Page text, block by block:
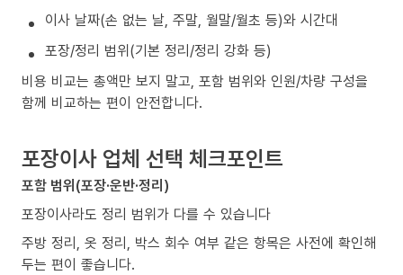
이사 날짜(손 없는 날, 주말, 월말/월초 등)와 시간대
포장/정리 범위(기본 정리/정리 강화 등)
비용 비교는 총액만 보지 말고, 포함 범위와 인원/차량 구성을
함께 비교하는 편이 안전합니다.
포장이사 업체 선택 체크포인트
포함 범위(포장·운반·정리)
포장이사라도 정리 범위가 다를 수 있습니다
주방 정리, 옷 정리, 박스 회수 여부 같은 항목은 사전에 확인해
두는 편이 좋습니다.